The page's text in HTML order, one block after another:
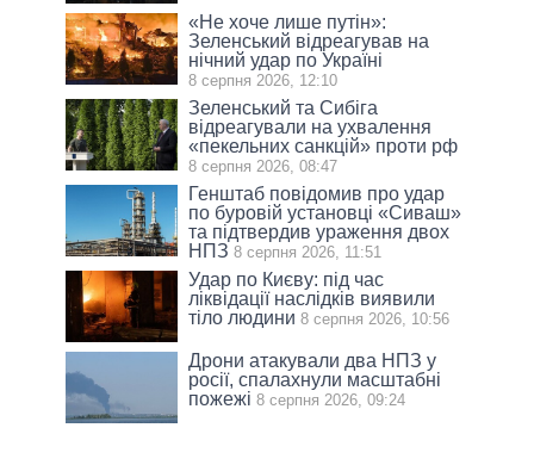
«Не хоче лише путін»:
Зеленський відреагував на
нічний удар по Україні
8 серпня 2026, 12:10
Зеленський та Сибіга
відреагували на ухвалення
«пекельних санкцій» проти рф
8 серпня 2026, 08:47
Генштаб повідомив про удар
по буровій установці «Сиваш»
та підтвердив ураження двох
НПЗ 8 серпня 2026, 11:51
Удар по Києву: під час
ліквідації наслідків виявили
тіло людини 8 серпня 2026, 10:56
Дрони атакували два НПЗ у
росії, спалахнули масштабні
пожежі 8 серпня 2026, 09:24